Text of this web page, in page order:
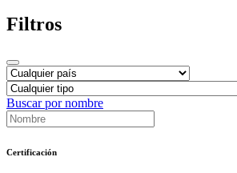
Filtros
Buscar por nombre
Certificación